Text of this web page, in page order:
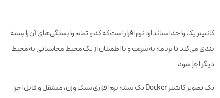
کانتینر یک واحد استاندارد نرم افزار است که کد و تمام وابستگی‌های آن را بسته
بندی می‌کند تا برنامه به سرعت و با اطمینان از یک محیط محاسباتی به محیط
دیگر اجرا شود.
یک تصویر کانتینر Docker یک بسته نرم افزاری سبک وزن، مستقل و قابل اجرا